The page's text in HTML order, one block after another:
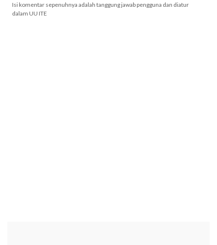
Isi komentar sepenuhnya adalah tanggung jawab pengguna dan diatur
dalam UU ITE